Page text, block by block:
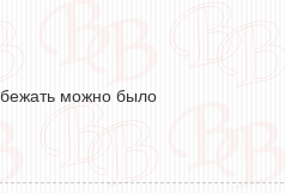
можно было